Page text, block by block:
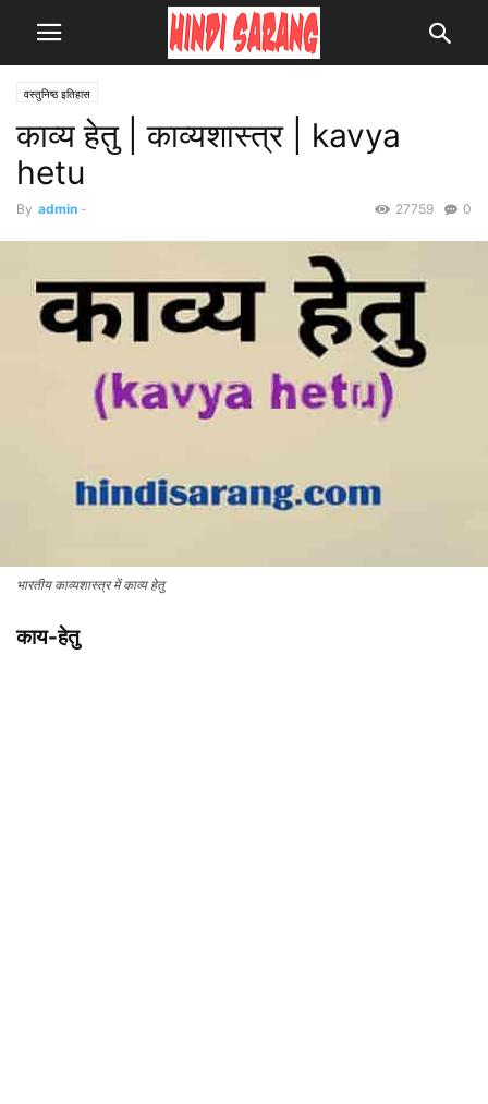
वस्तुनिष्ठ इतिहास
काव्य हेतु | काव्यशास्त्र | kavya
hetu
By admin - 0
27759
भारतीय काव्यशास्त्र में काव्य हेतु
काय-हेतु